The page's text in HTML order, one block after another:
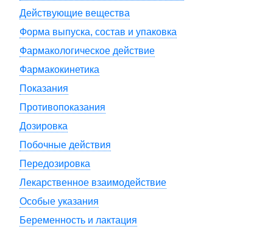
Действующие вещества
Форма выпуска, состав и упаковка
Фармакологическое действие
Фармакокинетика
Показания
Противопоказания
Дозировка
Побочные действия
Передозировка
Лекарственное взаимодействие
Особые указания
Беременность и лактация